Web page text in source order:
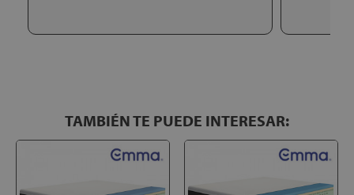
TAMBIÉN TE PUEDE INTERESAR: